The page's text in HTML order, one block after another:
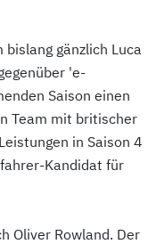
gänzlich Luca
'e-
Saison einen
Team mit britischer
in Saison 4
Kandidat für
Oliver Rowland. Der